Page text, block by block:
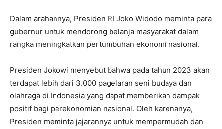
Dalam arahannya, Presiden RI Joko Widodo meminta para
gubernur untuk mendorong belanja masyarakat dalam
rangka meningkatkan pertumbuhan ekonomi nasional.
Presiden Jokowi menyebut bahwa pada tahun 2023 akan
terdapat lebih dari 3.000 pagelaran seni budaya dan
olahraga di Indonesia yang dapat memberikan dampak
positif bagi perekonomian nasional. Oleh karenanya,
Presiden meminta jajarannya untuk mempermudah dan